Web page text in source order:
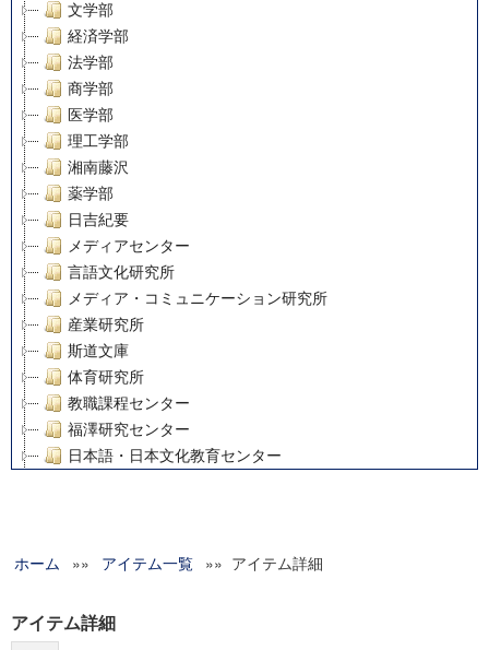
文学部
経済学部
法学部
商学部
医学部
理工学部
湘南藤沢
薬学部
日吉紀要
メディアセンター
言語文化研究所
メディア・コミュニケーション研究所
産業研究所
斯道文庫
体育研究所
教職課程センター
福澤研究センター
日本語・日本文化教育センター
グローバルリサーチインスティテュート
科学研究費補助金研究成果報告書
ホーム »» アイテム一覧 »» アイテム詳細
アイテム詳細